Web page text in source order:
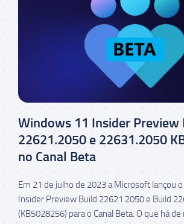
Windows 11 Insider Preview
22621.2050 e 22631.2050
no Canal Beta
Em 21 de julho de 2023 a Microsoft lançou
Insider Preview Build 22621.2050 e Build
(KB5028256) para o Canal Beta. O que há de